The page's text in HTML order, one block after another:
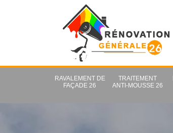
RAVALEMENT DE
FAÇADE 26
TRAITEMENT
ANTI-MOUSSE 26